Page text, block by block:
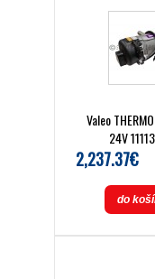
Valeo
24V
2,237.37€
do